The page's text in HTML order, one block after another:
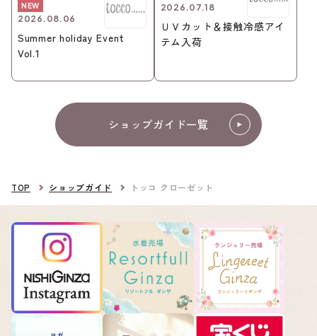
NEW
2026.08.06
Summer holiday Event
Vol.1
2026.07.18
ＵＶカット＆接触冷感アイ
テム入荷
ショップガイド一覧
TOP ショップガイド トッコ クローゼット